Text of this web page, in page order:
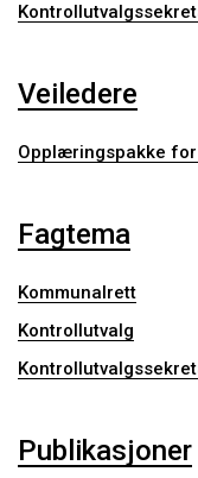
Veiledere
Opplæringspakke
Fagtema
Kommunalrett
Kontrollutvalg
Publikasjoner